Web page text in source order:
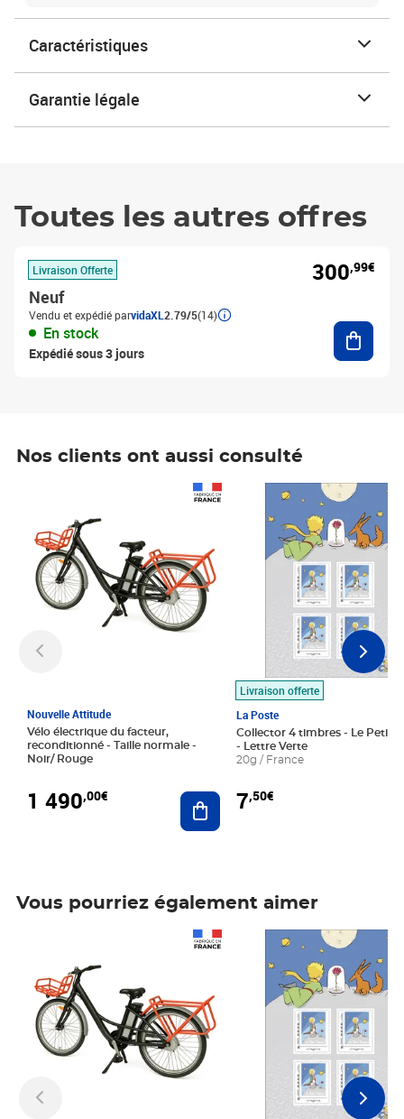
Caractéristiques
Garantie légale
Toutes les autres offres
Livraison Offerte
Neuf
Vendu et expédié parvidaXL 2.79/5(14)
En stock
Expédié sous 3 jours
300,99€
Nos clients ont aussi consulté
Nouvelle Attitude
Vélo électrique du facteur,
reconditionné - Taille normale -
Noir/ Rouge
1 490,00€ Ajouter au panier
Livraison offerte
La Poste
Collector 4 timbres - Le Petit
- Lettre Verte
20g / France
7,50€
Prix 7,50€
Vous pourriez également aimer
Prix 7,50€